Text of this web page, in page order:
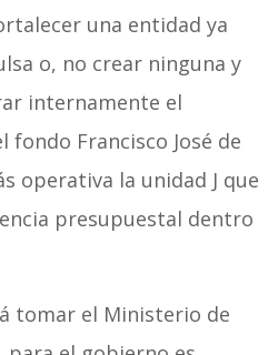
una entidad ya
o, no crear ninguna y
internamente el
fondo Francisco José de
operativa la unidad J que
presupuestal dentro
tomar el Ministerio de